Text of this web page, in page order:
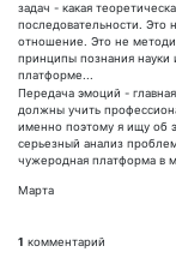
задач - какая
последовательности. Это
отношение. Это не
принципы познания науки
платформе...
Передача эмоций -
должны учить
именно поэтому я ищу об
серьезный анализ
чужеродная платформа в
Марта
1 комментарий